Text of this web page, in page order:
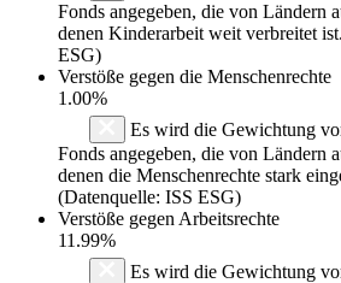
Fonds angegeben, die von Ländern
denen Kinderarbeit weit verbreitet
ESG)
Verstöße gegen die Menschenrechte
1.00%
Es wird die Gewichtung
Fonds angegeben, die von Ländern
denen die Menschenrechte stark
(Datenquelle: ISS ESG)
Verstöße gegen Arbeitsrechte
11.99%
Es wird die Gewichtung